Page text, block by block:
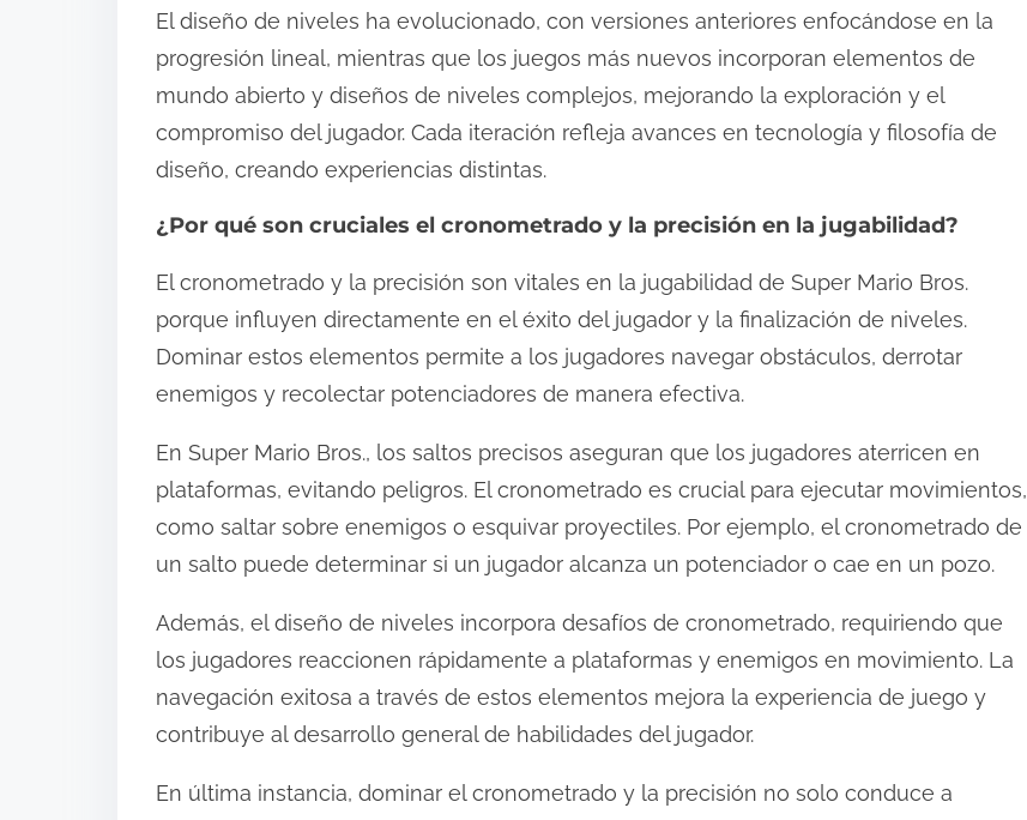
El diseño de niveles ha evolucionado, con versiones anteriores enfocándose en la
progresión lineal, mientras que los juegos más nuevos incorporan elementos de
mundo abierto y diseños de niveles complejos, mejorando la exploración y el
compromiso del jugador. Cada iteración refleja avances en tecnología y filosofía de
diseño, creando experiencias distintas.
¿Por qué son cruciales el cronometrado y la precisión en la jugabilidad?
El cronometrado y la precisión son vitales en la jugabilidad de Super Mario Bros.
porque influyen directamente en el éxito del jugador y la finalización de niveles.
Dominar estos elementos permite a los jugadores navegar obstáculos, derrotar
enemigos y recolectar potenciadores de manera efectiva.
En Super Mario Bros., los saltos precisos aseguran que los jugadores aterricen en
plataformas, evitando peligros. El cronometrado es crucial para ejecutar movimientos,
como saltar sobre enemigos o esquivar proyectiles. Por ejemplo, el cronometrado de
un salto puede determinar si un jugador alcanza un potenciador o cae en un pozo.
Además, el diseño de niveles incorpora desafíos de cronometrado, requiriendo que
los jugadores reaccionen rápidamente a plataformas y enemigos en movimiento. La
navegación exitosa a través de estos elementos mejora la experiencia de juego y
contribuye al desarrollo general de habilidades del jugador.
En última instancia, dominar el cronometrado y la precisión no solo conduce a